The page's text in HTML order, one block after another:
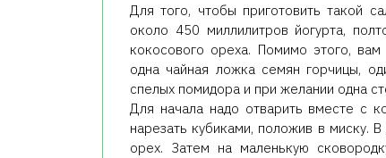
Для того, чтобы приготовить такой
около 450 миллилитров йогурта,
кокосового ореха. Помимо этого,
одна чайная ложка семян горчицы,
спелых помидора и при желании одна
Для начала надо отварить вместе с
нарезать кубиками, положив в миску.
орех. Затем на маленькую